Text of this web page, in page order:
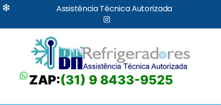
Assistência Técnica Autorizada
ZAP:(31) 9 8433-9525